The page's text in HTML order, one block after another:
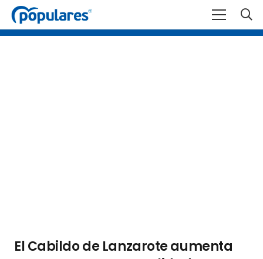
El Cabildo de Lanzarote aumenta